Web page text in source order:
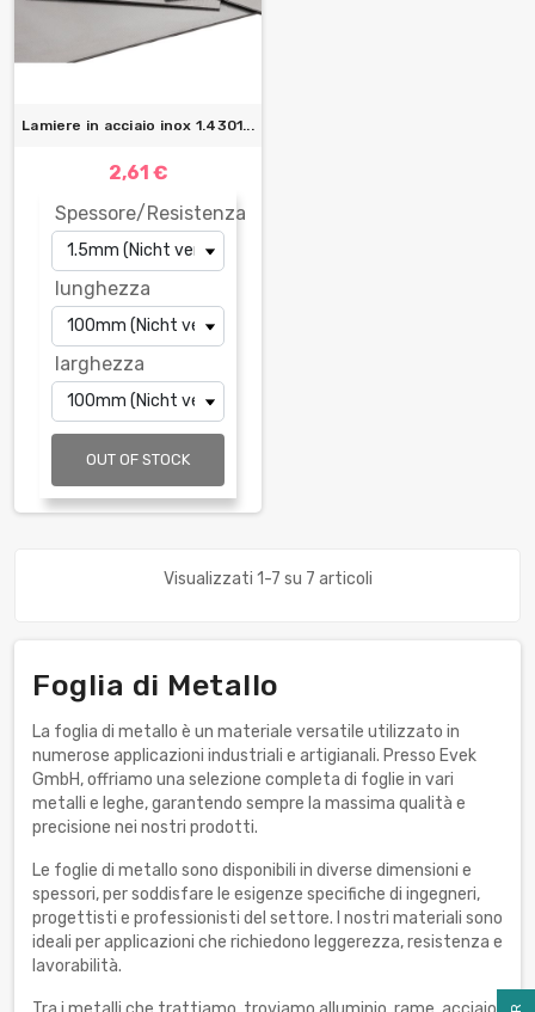
Lamiere in acciaio inox 1.4301...
2,61 €
Spessore/Resistenza
lunghezza
larghezza
OUT OF STOCK
Visualizzati 1-7 su 7 articoli
Foglia di Metallo
La foglia di metallo è un materiale versatile utilizzato in
numerose applicazioni industriali e artigianali. Presso Evek
GmbH, offriamo una selezione completa di foglie in vari
metalli e leghe, garantendo sempre la massima qualità e
precisione nei nostri prodotti.
Le foglie di metallo sono disponibili in diverse dimensioni e
spessori, per soddisfare le esigenze specifiche di ingegneri,
progettisti e professionisti del settore. I nostri materiali sono
ideali per applicazioni che richiedono leggerezza, resistenza e
lavorabilità.